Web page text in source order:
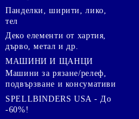
Панделки, ширити, лико,
тел
Деко елементи от хартия,
дърво, метал и др.
МАШИНИ И ЩАНЦИ
Машини за рязане/релеф,
подвързване и консумативи
SPELLBINDERS USA - До
-60%!